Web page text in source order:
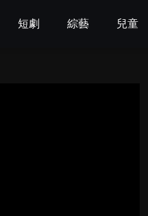
短劇 綜藝 兒童